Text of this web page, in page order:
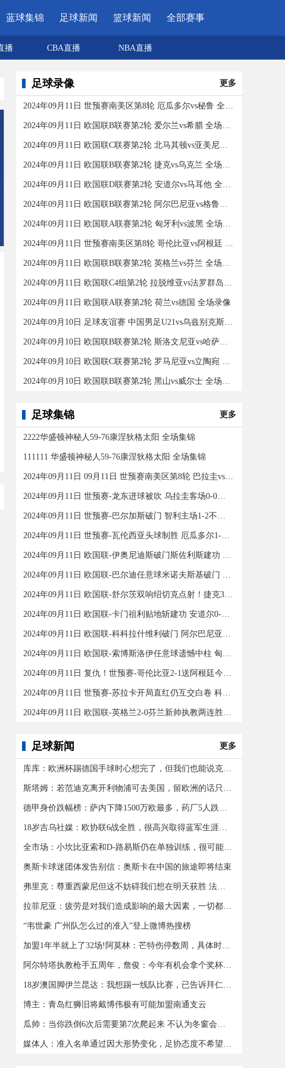
蓝球集锦 足球新闻 篮球新闻 全部赛事
播 CBA直播 NBA直播
足球录像 更多
2024年09月11日 世预赛南美区第8轮 厄瓜多尔vs秘鲁 全场录像
2024年09月11日 欧国联B联赛第2轮 爱尔兰vs希腊 全场录像
2024年09月11日 欧国联C联赛第2轮 北马其顿vs亚美尼亚 全场录像
2024年09月11日 欧国联B联赛第2轮 捷克vs乌克兰 全场录像
2024年09月11日 欧国联D联赛第2轮 安道尔vs马耳他 全场录像
2024年09月11日 欧国联B联赛第2轮 阿尔巴尼亚vs格鲁吉亚 全场录像
2024年09月11日 欧国联A联赛第2轮 匈牙利vs波黑 全场录像
2024年09月11日 世预赛南美区第8轮 哥伦比亚vs阿根廷 全场录像
2024年09月11日 欧国联B联赛第2轮 英格兰vs芬兰 全场录像
2024年09月11日 欧国联C4组第2轮 拉脱维亚vs法罗群岛 全场录像
2024年09月11日 欧国联A联赛第2轮 荷兰vs德国 全场录像
2024年09月10日 足球友谊赛 中国男足U21vs乌兹别克斯坦U21 全场录像
2024年09月10日 欧国联B联赛第2轮 斯洛文尼亚vs哈萨克斯坦 全场录像
2024年09月10日 欧国联C联赛第2轮 罗马尼亚vs立陶宛 全场录像
2024年09月10日 欧国联B联赛第2轮 黑山vs威尔士 全场录像
足球集锦 更多
2222华盛顿神秘人59-76康涅狄格太阳 全场集锦
111111 华盛顿神秘人59-76康涅狄格太阳 全场集锦
2024年09月11日 09月11日 世预赛南美区第8轮 巴拉圭vs巴西 进球
2024年09月11日 世预赛-龙东进球被吹 乌拉圭客场0-0闷平委内瑞拉
2024年09月11日 世预赛-巴尔加斯破门 智利主场1-2不敌玻利维亚
2024年09月11日 世预赛-瓦伦西亚头球制胜 厄瓜多尔1-0秘鲁
2024年09月11日 欧国联-伊奥尼迪斯破门斯佐利斯建功 爱尔兰0-2希腊
2024年09月11日 欧国联-巴尔迪任意球米诺夫斯基破门 十人北马其顿2-0亚美尼亚
2024年09月11日 欧国联-舒尔茨双响绍切克点射！捷克3-2险胜乌克兰
2024年09月11日 欧国联-卡门祖利贴地斩建功 安道尔0-1马耳他
2024年09月11日 欧国联-科科拉什维利破门 阿尔巴尼亚0-1格鲁吉亚
2024年09月11日 欧国联-索博斯洛伊任意球遗憾中柱 匈牙利0-0战平波黑
2024年09月11日 复仇！世预赛-哥伦比亚2-1送阿根廷今年首败 J罗传射奥塔门迪送点
2024年09月11日 世预赛-苏拉卡开局直红仍互交白卷 科威特0-0伊拉克
2024年09月11日 欧国联-英格兰2-0芬兰新帅执教两连胜 凯恩百场里程碑双响
足球新闻 更多
库库：欧洲杯踢德国手球时心想完了，但我们也能说克罗斯应被罚下
斯塔姆：若范迪克离开利物浦可去美国，留欧洲的话只有皇马可行
德甲身价跌幅榜：萨内下降1500万欧最多，药厂5人跌幅超500万欧
18岁吉乌社媒：欧协联6战全胜，很高兴取得蓝军生涯首个帽子戏法
全市场：小坎比亚索和D-路易斯仍在单独训练，很可能缺战蒙扎
奥斯卡球迷团体发告别信：奥斯卡在中国的旅途即将结束
弗里克：尊重西蒙尼但这不妨碍我们想在明天获胜 法蒂可以出战
拉菲尼亚：疲劳是对我们造成影响的最大因素，一切都会过去
“韦世豪 广州队怎么过的准入”登上微博热搜榜
加盟1年半就上了32场!阿莫林：芒特伤停数周，具体时间我也不知道
阿尔特塔执教枪手五周年，詹俊：今年有机会拿个奖杯么 ​​​
18岁澳国脚伊兰昆达：我想踢一线队比赛，已告诉拜仁希望被外租
博主：青岛红狮旧将戴博伟极有可能加盟南通支云
瓜帅：当你跌倒6次后需要第7次爬起来 不认为冬窗会有人离队
媒体人：准入名单通过因大形势变化，足协态度不希望球队解散